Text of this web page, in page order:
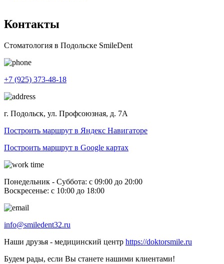
Контакты
Стоматология в Подольске SmileDent
+7 (925) 373-48-18
г. Подольск, ул. Профсоюзная, д. 7А
Построить маршрут в Яндекс Навигаторе
Построить маршрут в Google картах
Понедельник - Суббота: с 09:00 до 20:00
Воскресенье: с 10:00 до 18:00
info@smiledent32.ru
Наши друзья - медицинский центр https://doktorsmile.ru
Будем рады, если Вы станете нашими клиентами!